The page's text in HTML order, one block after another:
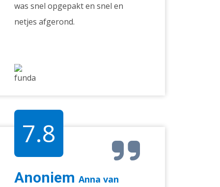
was snel opgepakt en snel en
netjes afgerond.
7.8
AnoniemAnna van